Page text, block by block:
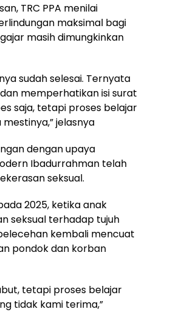
TRC PPA menilai
maksimal bagi
masih dimungkinkan
sudah selesai. Ternyata
memperhatikan isi surat
saja, tetapi proses belajar
jelasnya
dengan upaya
Ibadurrahman telah
seksual.
2025, ketika anak
seksual terhadap tujuh
kembali mencuat
pondok dan korban
tetapi proses belajar
tidak kami terima,”